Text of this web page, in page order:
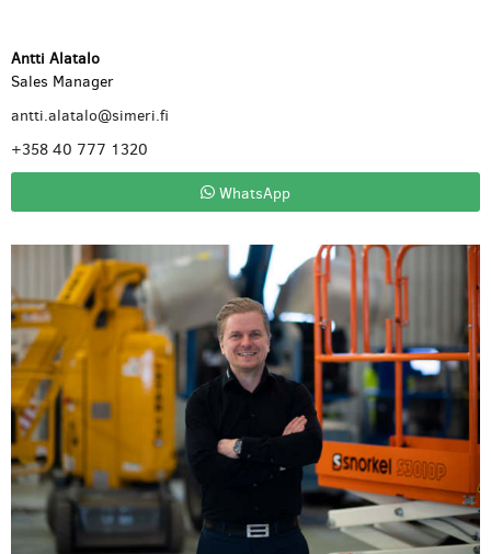
Antti Alatalo
Sales Manager
antti.alatalo@simeri.fi
+358 40 777 1320
WhatsApp